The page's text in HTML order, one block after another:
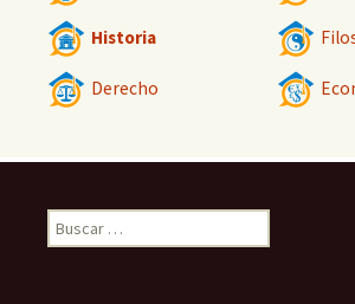
Historia
Derecho
Buscar: